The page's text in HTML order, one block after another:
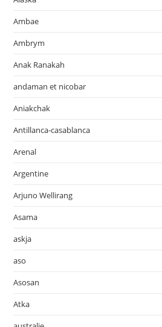
Ambae
Ambrym
Anak Ranakah
andaman et nicobar
Aniakchak
Antillanca-casablanca
Arenal
Argentine
Arjuno Wellirang
Asama
askja
aso
Asosan
Atka